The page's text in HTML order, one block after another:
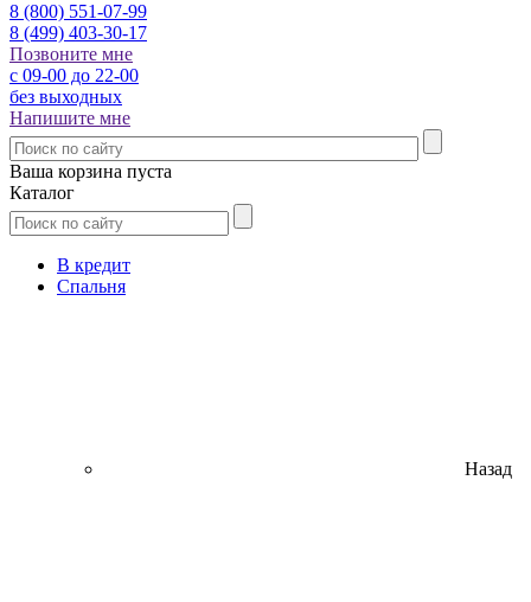
8 (800) 551-07-99
8 (499) 403-30-17
Позвоните мне
с 09-00 до 22-00
без выходных
Напишите мне
Ваша корзина пуста
Каталог
В кредит
Спальня
Назад